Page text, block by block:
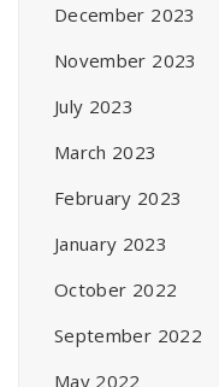
December 2023
November 2023
July 2023
March 2023
February 2023
January 2023
October 2022
September 2022
May 2022